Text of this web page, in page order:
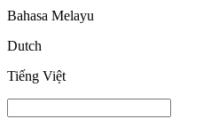
Bahasa Melayu
Dutch
Tiếng Việt